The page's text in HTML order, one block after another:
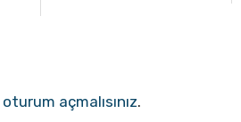
oturum açmalısınız.